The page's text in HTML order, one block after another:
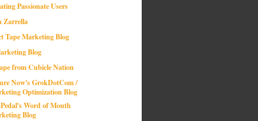
Passionate Users
Zarrella
Tape Marketing Blog
Blog
from Cubicle Nation
Now's GrokDotCom /
Optimization Blog
Word of Mouth
Blog